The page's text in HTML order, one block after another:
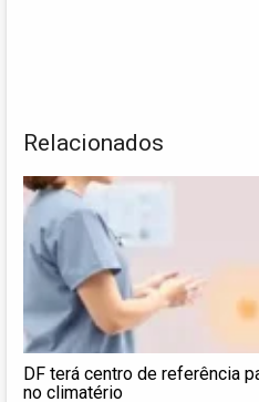
Relacionados
DF terá centro de referência
no climatério